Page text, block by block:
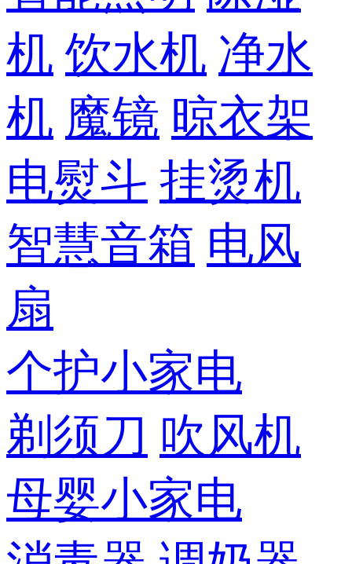
机 饮水机 净水
机 魔镜 晾衣架
电熨斗 挂烫机
智慧音箱 电风
扇
个护小家电
剃须刀 吹风机
母婴小家电